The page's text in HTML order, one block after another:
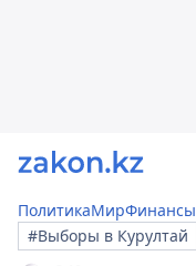
ПолитикаМирФинансы
#Выборы в Курултай